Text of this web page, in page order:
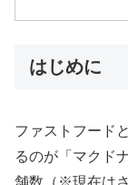
はじめに
ファストフード
るのが「マクド